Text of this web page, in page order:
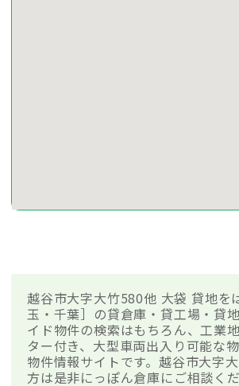
越谷市大字大竹580他 大袋 貸地
玉・千葉］の貸倉庫・貸工場・貸
イド物件の検索はもちろん、工業
ター付き、大型車両出入り可能な
物件情報サイトです。越谷市大字
方は是非にっぽん倉庫にご相談く